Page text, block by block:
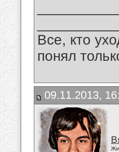
Все, кто
понял
09.11.2013,